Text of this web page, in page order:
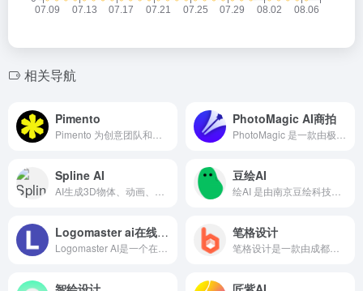
相关导航
Pimento PhotoMagic AI商拍
Spline AI 豆绘AI
Logomaster ai在线Logo设计 笔格设计